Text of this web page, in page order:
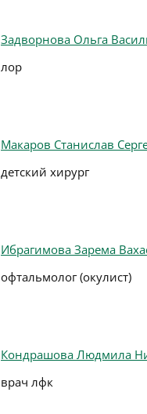
Задворнова Ольга
лор
Макаров Станислав
детский хирург
Ибрагимова Зарема
офтальмолог (окулист)
Кондрашова Людмила
врач лфк